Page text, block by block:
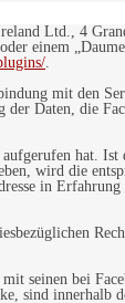
Ltd., 4
einem
.
mit den
Daten, die
hat.
wird die
in
seinen bei
sind innerhalb